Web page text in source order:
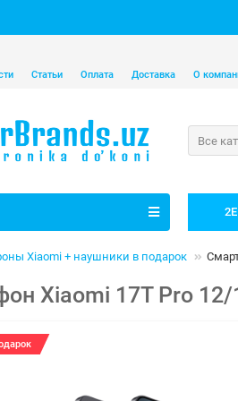
Статьи Оплата Доставка О
Все
Xiaomi + наушники в подарок
Xiaomi 17T Pro